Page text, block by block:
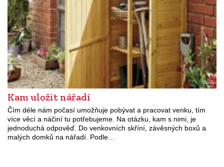
Kam uložit nářadí
Čím déle nám počasí umožňuje pobývat a pracovat venku, tím
více věcí a náčiní tu potřebujeme. Na otázku, kam s nimi, je
jednoduchá odpověď. Do venkovních skříní, závěsných boxů a
malých domků na nářadí. Podle…